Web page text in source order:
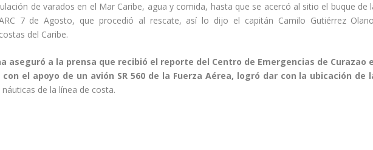
de varados en el Mar Caribe, agua y comida, hasta que se acercó al sitio el buque de
7 de Agosto, que procedió al rescate, así lo dijo el capitán Camilo Gutiérrez
del Caribe.
aseguró a la prensa que recibió el reporte del Centro de Emergencias de Curazao
el apoyo de un avión SR 560 de la Fuerza Aérea, logró dar con la ubicación de
de la línea de costa.